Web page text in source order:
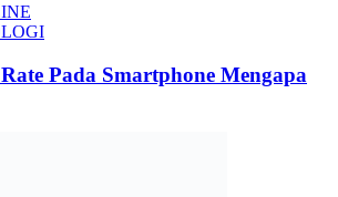
Pada Smartphone Mengapa